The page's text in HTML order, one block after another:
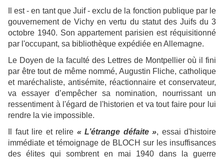
Il est - en tant que Juif - exclu de la fonction publique par le
gouvernement de Vichy en vertu du statut des Juifs du 3
octobre 1940. Son appartement parisien est réquisitionné
par l'occupant, sa bibliothèque expédiée en Allemagne.
Le Doyen de la faculté des Lettres de Montpellier où il fini
par être tout de même nommé, Augustin Fliche, catholique
et maréchaliste, antisémite, réactionnaire et conservateur,
va essayer d’empêcher sa nomination, nourrissant un
ressentiment à l'égard de l'historien et va tout faire pour lui
rendre la vie impossible.
Il faut lire et relire « L’étrange défaite », essai d'histoire
immédiate et témoignage de BLOCH sur les insuffisances
des élites qui sombrent en mai 1940 dans la guerre